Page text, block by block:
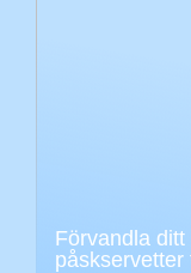
Förvandla